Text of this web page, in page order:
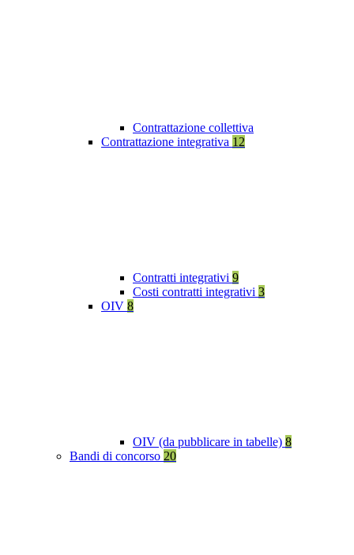
Contrattazione collettiva
Contrattazione integrativa 12
Contratti integrativi 9
Costi contratti integrativi 3
OIV 8
OIV (da pubblicare in tabelle) 8
Bandi di concorso 20